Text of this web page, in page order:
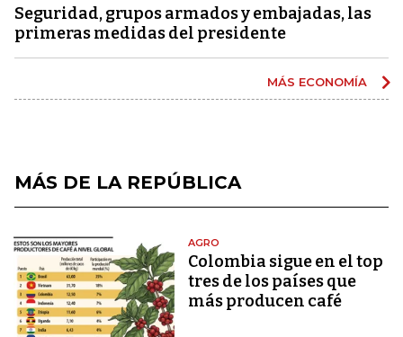
Seguridad, grupos armados y embajadas, las
primeras medidas del presidente
MÁS ECONOMÍA
MÁS DE LA REPÚBLICA
AGRO
Colombia sigue en el top
tres de los países que
más producen café